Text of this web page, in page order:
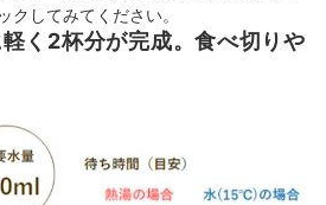
クしてみてください。
く2杯分が完成。食べ切りや